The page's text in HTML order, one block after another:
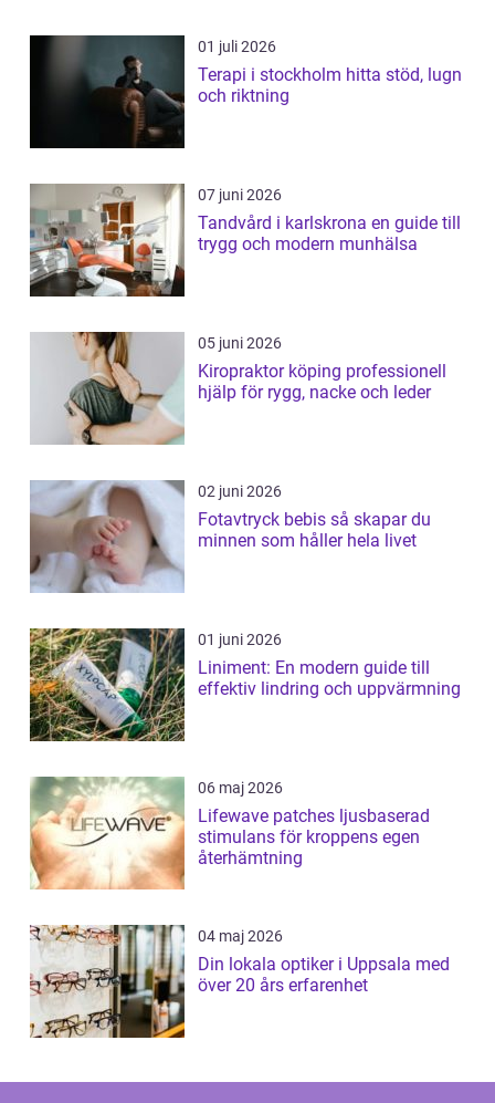
01 juli 2026
Terapi i stockholm hitta stöd, lugn
och riktning
07 juni 2026
Tandvård i karlskrona en guide till
trygg och modern munhälsa
05 juni 2026
Kiropraktor köping professionell
hjälp för rygg, nacke och leder
02 juni 2026
Fotavtryck bebis så skapar du
minnen som håller hela livet
01 juni 2026
Liniment: En modern guide till
effektiv lindring och uppvärmning
06 maj 2026
Lifewave patches ljusbaserad
stimulans för kroppens egen
återhämtning
04 maj 2026
Din lokala optiker i Uppsala med
över 20 års erfarenhet